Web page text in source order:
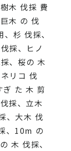
木 伐採 費
木 の 伐
杉 伐採、
採、ヒノ
、桜の 木
リコ 伐
ぎ た 木 剪
採、立木
、大木 伐
、10m の
木 伐採、